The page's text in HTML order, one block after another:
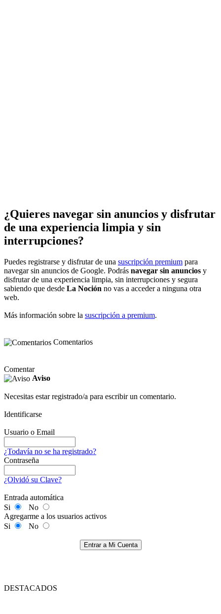
¿Quieres navegar sin anuncios y disfrutar
de una experiencia limpia y sin
interrupciones?
Puedes registrarse y disfrutar de una suscripción premium para
navegar sin anuncios de Google. Podrás navegar sin anuncios y
disfrutar de una experiencia limpia, sin interrupciones y segura
sabiendo que desde La Noción no vas a acceder a ninguna otra
web.
Más información sobre la suscripción a premium.
Comentarios
Comentar
Aviso
Necesitas estar registrado/a para escribir un comentario.
Identificarse
Usuario o Email
¿Todavía no se ha registrado?
Contraseña
¿Olvidó su Clave?
Entrada automática
Si
No
Agregarme a los usuarios activos
Si
No
Entrar a Mi Cuenta
DESTACADOS